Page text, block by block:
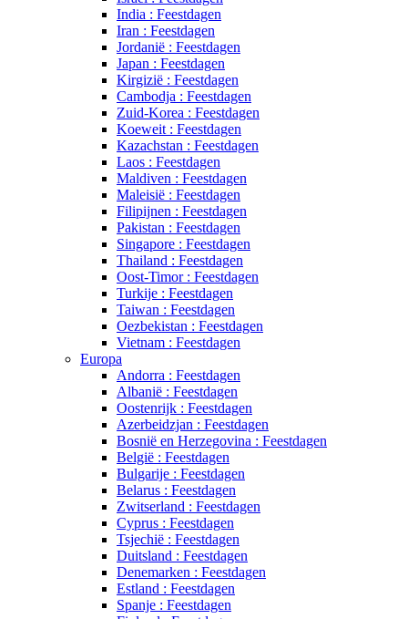
India : Feestdagen
Iran : Feestdagen
Jordanië : Feestdagen
Japan : Feestdagen
Kirgizië : Feestdagen
Cambodja : Feestdagen
Zuid-Korea : Feestdagen
Koeweit : Feestdagen
Kazachstan : Feestdagen
Laos : Feestdagen
Maldiven : Feestdagen
Maleisië : Feestdagen
Filipijnen : Feestdagen
Pakistan : Feestdagen
Singapore : Feestdagen
Thailand : Feestdagen
Oost-Timor : Feestdagen
Turkije : Feestdagen
Taiwan : Feestdagen
Oezbekistan : Feestdagen
Vietnam : Feestdagen
Europa
Andorra : Feestdagen
Albanië : Feestdagen
Oostenrijk : Feestdagen
Azerbeidzjan : Feestdagen
Bosnië en Herzegovina : Feestdagen
België : Feestdagen
Bulgarije : Feestdagen
Belarus : Feestdagen
Zwitserland : Feestdagen
Cyprus : Feestdagen
Tsjechië : Feestdagen
Duitsland : Feestdagen
Denemarken : Feestdagen
Estland : Feestdagen
Spanje : Feestdagen